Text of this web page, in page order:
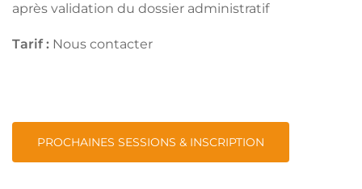
après validation du dossier administratif
Tarif : Nous contacter
PROCHAINES SESSIONS & INSCRIPTION